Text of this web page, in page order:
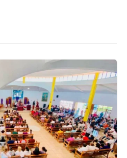
Osborne, por presuntas